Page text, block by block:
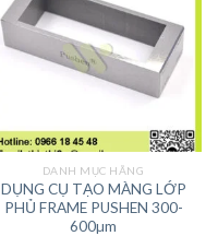
DANH MỤC HÃNG
DỤNG CỤ TẠO MÀNG LỚP
PHỦ FRAME PUSHEN 300-
600µm